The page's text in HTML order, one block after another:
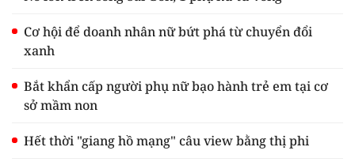
Cơ hội để doanh nhân nữ bứt phá từ chuyển đổi
xanh
Bắt khẩn cấp người phụ nữ bạo hành trẻ em tại cơ
sở mầm non
Hết thời "giang hồ mạng" câu view bằng thị phi